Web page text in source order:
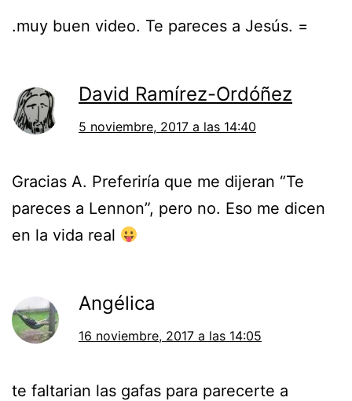
.muy buen video. Te pareces a Jesús. =
David Ramírez-Ordóñez
5 noviembre, 2017 a las 14:40
Gracias A. Preferiría que me dijeran “Te
pareces a Lennon”, pero no. Eso me dicen
en la vida real
Angélica
16 noviembre, 2017 a las 14:05
te faltarian las gafas para parecerte a